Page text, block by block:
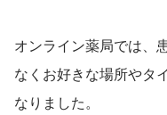
オンライン薬局では、
なくお好きな場所やタ
なりました。